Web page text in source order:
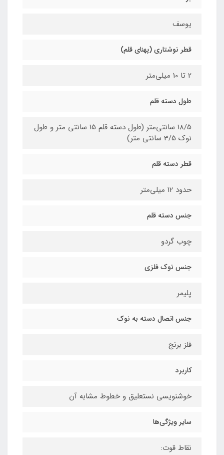
یوسف
قطر نوشتاری (پهنای قلم)
2 تا 10 میلی‌متر
طول دسته قلم
18/5 سانتی‌متر (طول دسته قلم 15 سانتی متر و طول
نوک 3/5 سانتی متر)
قطر دسته قلم
حدود 12 میلی‌متر
جنس دسته قلم
چوب گردو
جنس نوک فلزی
پلیمر
جنس اتصال دسته به نوک
فلز برنج
کاربرد
خوشنویسی نستعلیق و خطوط مشابه آن
سایر ویژگی‌ها
نقاط قوت: